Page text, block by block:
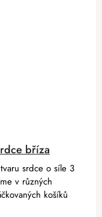
bříza
srdce o síle 3
v různých
košíků